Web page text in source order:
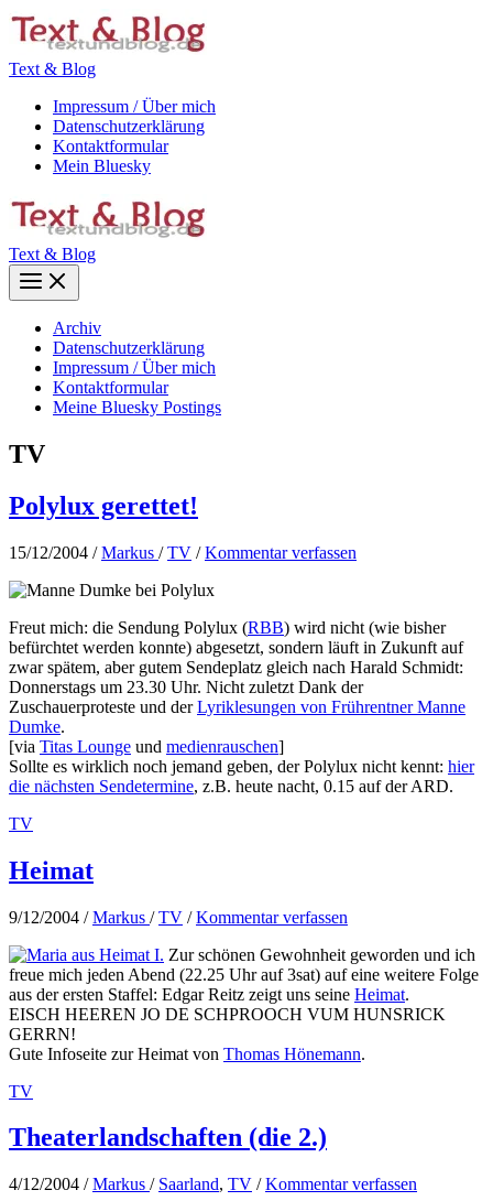
Zum
Inhalt
Text & Blog
Impressum / Über mich
Datenschutzerklärung
Kontaktformular
Mein Bluesky
Text & Blog
Main
Menu
Archiv
Datenschutzerklärung
Impressum / Über mich
Kontaktformular
Meine Bluesky Postings
TV
Polylux gerettet!
15/12/2004 /Markus /TV /Kommentar verfassen
Freut mich: die Sendung Polylux (RBB) wird nicht (wie bisher
befürchtet werden konnte) abgesetzt, sondern läuft in Zukunft auf
zwar spätem, aber gutem Sendeplatz gleich nach Harald Schmidt:
Donnerstags um 23.30 Uhr. Nicht zuletzt Dank der
Zuschauerproteste und derLyriklesungen von Frührentner Manne
Dumke.
[via Titas Lounge und medienrauschen]
Sollte es wirklich noch jemand geben, der Polylux nicht kennt: hier
die nächsten Sendetermine, z.B. heute nacht, 0.15 auf der ARD.
TV
Heimat
9/12/2004 /Markus /TV /Kommentar verfassen
Zur schönen Gewohnheit geworden und ich
freue mich jeden Abend (22.25 Uhr auf 3sat) auf eine weitere Folge
aus der ersten Staffel: Edgar Reitz zeigt uns seine Heimat.
EISCH HEEREN JO DE SCHPROOCH VUM HUNSRICK
GERRN!
Gute Infoseite zur Heimat von Thomas Hönemann.
TV
Theaterlandschaften (die 2.)
4/12/2004 /Markus / Saarland, TV /Kommentar verfassen